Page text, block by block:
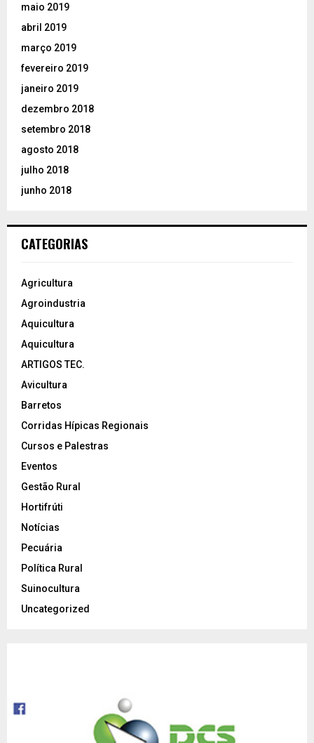
maio 2019
abril 2019
março 2019
fevereiro 2019
janeiro 2019
dezembro 2018
setembro 2018
agosto 2018
julho 2018
junho 2018
CATEGORIAS
Agricultura
Agroindustria
Aquicultura
Aquicultura
ARTIGOS TEC.
Avicultura
Barretos
Corridas Hípicas Regionais
Cursos e Palestras
Eventos
Gestão Rural
Hortifrúti
Notícias
Pecuária
Política Rural
Suinocultura
Uncategorized